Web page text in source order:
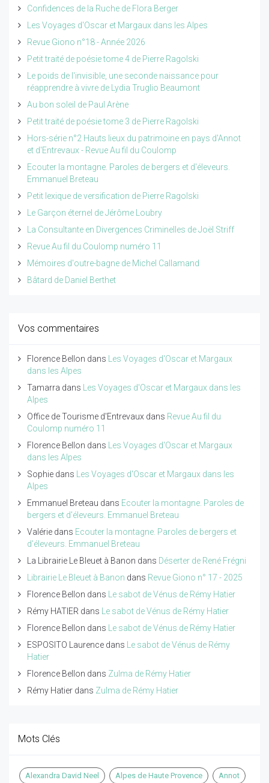
Confidences de la Ruche de Flora Berger
Les Voyages d'Oscar et Margaux dans les Alpes
Revue Giono n°18 - Année 2026
Petit traité de poésie tome 4 de Pierre Ragolski
Le poids de l'invisible, une seconde naissance pour
réapprendre à vivre de Lydia Truglio Beaumont
Au bon soleil de Paul Arène
Petit traité de poésie tome 3 de Pierre Ragolski
Hors-série n°2 Hauts lieux du patrimoine en pays d'Annot
et d'Entrevaux - Revue Au fil du Coulomp
Ecouter la montagne. Paroles de bergers et d'éleveurs.
Emmanuel Breteau
Petit lexique de versification de Pierre Ragolski
Le Garçon éternel de Jérôme Loubry
La Consultante en Divergences Criminelles de Joël Striff
Revue Au fil du Coulomp numéro 11
Mémoires d'outre-bagne de Michel Callamand
Bâtard de Daniel Berthet
Vos commentaires
Florence Bellon dans
Les Voyages d'Oscar et Margaux
dans les Alpes
Tamarra dans
Les Voyages d'Oscar et Margaux dans les
Alpes
Office de Tourisme d'Entrevaux dans Revue Au fil du
Coulomp numéro 11
Florence Bellon dans
Les Voyages d'Oscar et Margaux
dans les Alpes
Sophie dans
Les Voyages d'Oscar et Margaux dans les
Alpes
Emmanuel Breteau dans Ecouter la montagne. Paroles de
bergers et d'éleveurs. Emmanuel Breteau
Valérie dans Ecouter la montagne. Paroles de bergers et
d'éleveurs. Emmanuel Breteau
La Librairie Le Bleuet à Banon dans Déserter de René Frégni
Librairie Le Bleuet à Banon dans Revue Giono n° 17 - 2025
Florence Bellon dans
Le sabot de Vénus de Rémy Hatier
Rémy HATIER dans
Le sabot de Vénus de Rémy Hatier
Florence Bellon dans
Le sabot de Vénus de Rémy Hatier
ESPOSITO Laurence dans
Le sabot de Vénus de Rémy
Hatier
Florence Bellon dans Zulma de Rémy Hatier
Rémy Hatier dans Zulma de Rémy Hatier
Mots Clés
Alexandra David Neel Alpes de Haute Provence Annot